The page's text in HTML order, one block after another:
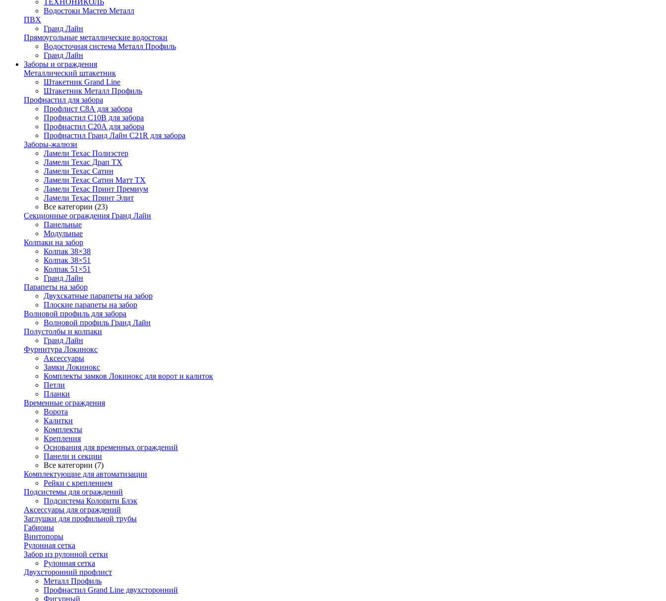
ТЕХНОНИКОЛЬ
Водостоки Мастер Металл
ПВХ
Гранд Лайн
Прямоугольные металлические водостоки
Водосточная система Металл Профиль
Гранд Лайн
Заборы и ограждения
Металлический штакетник
Штакетник Grand Line
Штакетник Металл Профиль
Профнастил для забора
Профлист С8А для забора
Профнастил С10В для забора
Профнастил С20А для забора
Профнастил Гранд Лайн С21R для забора
Заборы-жалюзи
Ламели Техас Полиэстер
Ламели Техас Драп ТХ
Ламели Техас Сатин
Ламели Техас Сатин Матт ТХ
Ламели Техас Принт Премиум
Ламели Техас Принт Элит
Все категории (23)
Секционные ограждения Гранд Лайн
Панельные
Модульные
Колпаки на забор
Колпак 38×38
Колпак 38×51
Колпак 51×51
Гранд Лайн
Парапеты на забор
Двухскатные парапеты на забор
Плоские парапеты на забор
Волновой профиль для забора
Волновой профиль Гранд Лайн
Полустолбы и колпаки
Гранд Лайн
Фурнитура Локинокс
Аксессуары
Замки Локинокс
Комплекты замков Локинокс для ворот и калиток
Петли
Планки
Временные ограждения
Ворота
Калитки
Комплекты
Крепления
Основания для временных ограждений
Панели и секции
Все категории (7)
Комплектующие для автоматизации
Рейки с креплением
Подсистемы для ограждений
Подсистема Колорити Блэк
Аксессуары для ограждений
Заглушки для профильной трубы
Габионы
Винтопоры
Рулонная сетка
Забор из рулонной сетки
Рулонная сетка
Двухсторонний профлист
Металл Профиль
Профнастил Grand Line двухсторонний
Фигурный